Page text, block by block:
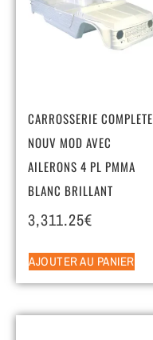
CARROSSERIE COMPLETE
NOUV MOD AVEC
AILERONS 4 PL PMMA
BLANC BRILLANT
3,311.25€
AJOUTER AU PANIER